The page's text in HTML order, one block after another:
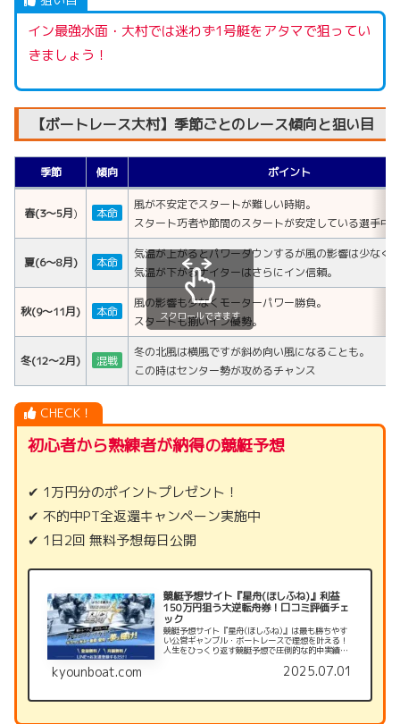
イン最強水面・大村では迷わず1号艇をアタマで狙ってい
きましょう！
【ボートレース大村】季節ごとのレース傾向と狙い目
季節 傾向 ポイント
春(3～5月) 本命
風が不安定でスタートが難しい時期。
スタート巧者や節間のスタートが安定している選手中
夏(6～8月) 本命
気温が上がるとパワーダウンするが風の影響は少なく
気温が下がるナイターはさらにイン信頼。
秋(9～11月) 本命
風の影響も少なくモーターパワー勝負。
スタートも揃いイン優勢。
冬(12～2月) 混戦
冬の北風は横風ですが斜め向い風になることも。
この時はセンター勢が攻めるチャンス
スクロールできます
CHECK！
初心者から熟練者が納得の競艇予想
✔ 1万円分のポイントプレゼント！
✔ 不的中PT全返還キャンペーン実施中
✔ 1日2回 無料予想毎日公開
競艇予想サイト『星舟(ほしふね)』利益
150万円狙う大逆転舟券！口コミ評価チェ
ック
競艇予想サイト『星舟(ほしふね)』は最も勝ちやす
い公営ギャンブル・ボートレースで理想を叶える！
人生をひっくり返す競艇予想で圧倒的な的中実績を
kyounboat.com 2025.07.01